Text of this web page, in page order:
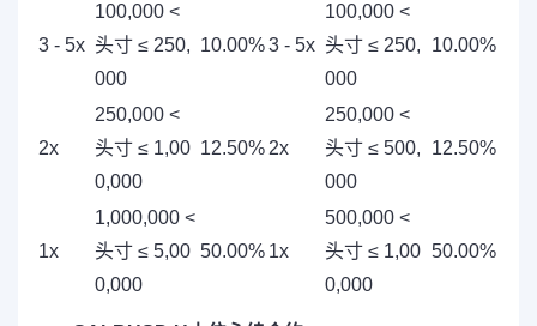
3 - 5x
100,000 <
头寸 ≤ 250,
000
10.00%3 - 5x
100,000 <
头寸 ≤ 250,
000
10.00%
2x
250,000 <
头寸 ≤ 1,00
0,000
12.50% 2x
250,000 <
头寸 ≤ 500,
000
12.50%
1x
1,000,000 <
头寸 ≤ 5,00
0,000
50.00% 1x
500,000 <
头寸 ≤ 1,00
0,000
50.00%